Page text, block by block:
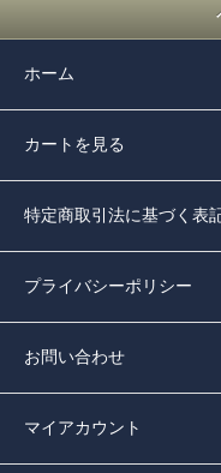
ホーム
カートを見る
特定商取引法に基づく表
プライバシーポリシー
お問い合わせ
マイアカウント